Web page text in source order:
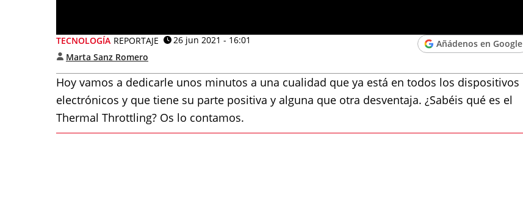
TECNOLOGÍA REPORTAJE
26 jun 2021 - 16:01
Marta Sanz Romero
Añádenos en Google
Hoy vamos a dedicarle unos minutos a una cualidad que ya está en todos los dispositivos
electrónicos y que tiene su parte positiva y alguna que otra desventaja. ¿Sabéis qué es el
Thermal Throttling? Os lo contamos.